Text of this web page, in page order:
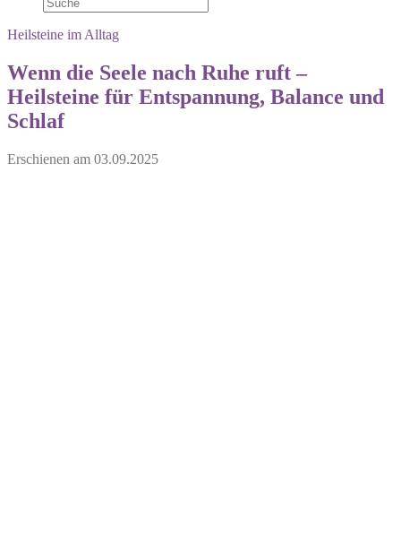
Heilsteine im Alltag
Wenn die Seele nach Ruhe ruft –
Heilsteine für Entspannung, Balance und
Schlaf
Erschienen am 03.09.2025